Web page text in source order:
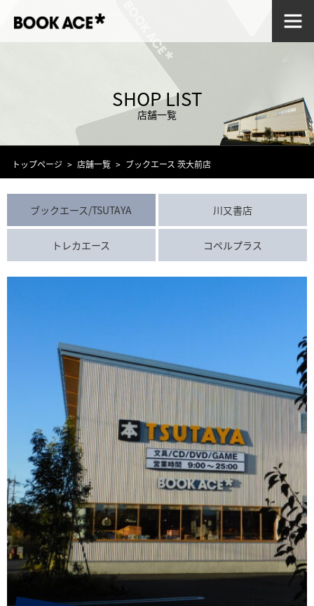
SHOP LIST
店舗一覧
トップページ 店舗一覧 ブックエース 茨大前店
ブックエース/TSUTAYA 川又書店
トレカエース コペルプラス